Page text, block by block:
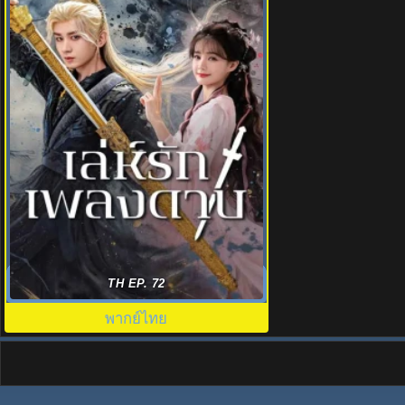
เล่ห์รักเพลงดาบ (2025) Sword and
Beloved พากย์ไทย EP.1-36
TH EP. 72
พากย์ไทย